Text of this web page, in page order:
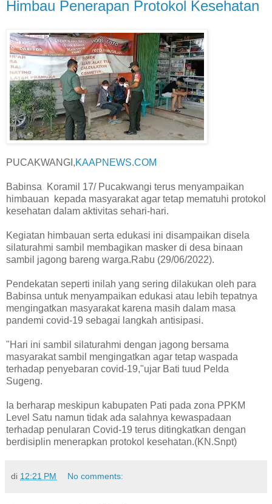
Himbau Penerapan Protokol Kesehatan
PUCAKWANGI,KAAPNEWS.COM
Babinsa Koramil 17/ Pucakwangi terus menyampaikan
himbauan kepada masyarakat agar tetap mematuhi protokol
kesehatan dalam aktivitas sehari-hari.
Kegiatan himbauan serta edukasi ini disampaikan disela
silaturahmi sambil membagikan masker di desa binaan
sambil jagong bareng warga.Rabu (29/06/2022).
Pendekatan seperti inilah yang sering dilakukan oleh para
Babinsa untuk menyampaikan edukasi atau lebih tepatnya
mengingatkan masyarakat karena masih dalam masa
pandemi covid-19 sebagai langkah antisipasi.
"Hari ini sambil silaturahmi dengan jagong bersama
masyarakat sambil mengingatkan agar tetap waspada
terhadap penyebaran covid-19,"ujar Bati tuud Pelda
Sugeng.
Ia berharap meskipun kabupaten Pati pada zona PPKM
Level Satu namun tidak ada salahnya kewaspadaan
terhadap penularan Covid-19 terus ditingkatkan dengan
berdisiplin menerapkan protokol kesehatan.(KN.Snpt)
di 12:21 PM No comments: